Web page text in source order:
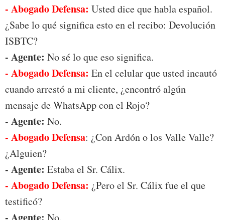
- Abogado Defensa: Usted dice que habla español.
¿Sabe lo qué significa esto en el recibo: Devolución
ISBTC?
- Agente: No sé lo que eso significa.
- Abogado Defensa: En el celular que usted incautó
cuando arrestó a mi cliente, ¿encontró algún
mensaje de WhatsApp con el Rojo?
- Agente: No.
- Abogado Defensa: ¿Con Ardón o los Valle Valle?
¿Alguien?
- Agente: Estaba el Sr. Cálix.
- Abogado Defensa: ¿Pero el Sr. Cálix fue el que
testificó?